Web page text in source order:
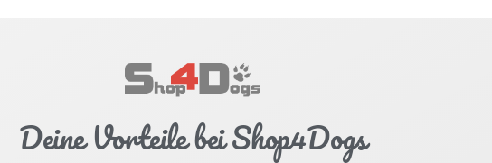
Deine Vorteile bei Shop4Dogs